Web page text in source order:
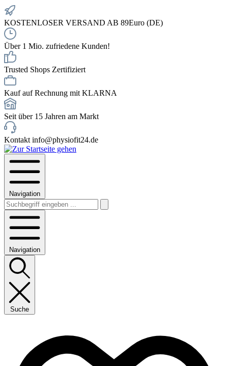
KOSTENLOSER VERSAND AB 89Euro (DE)
Über 1 Mio. zufriedene Kunden!
Trusted Shops Zertifiziert
Kauf auf Rechnung mit KLARNA
Seit über 15 Jahren am Markt
Kontakt info@physiofit24.de
Navigation
Navigation
Suche